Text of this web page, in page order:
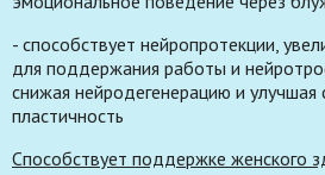
- способствует нейропротекции,
для поддержания работы и
снижая нейродегенерацию и улучшая
пластичность
Способствует поддержке женского